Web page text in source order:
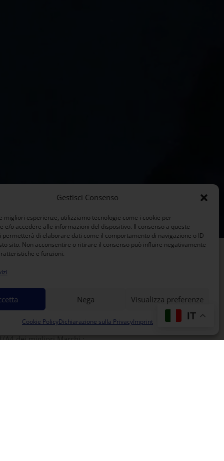
Gestisci Consenso
migliori esperienze, utilizziamo tecnologie come i cookie per
e/o accedere alle informazioni del dispositivo. Il consenso a queste
permetterà di elaborare dati come il comportamento di navigazione o ID
sito. Non acconsentire o ritirare il consenso può influire negativamente
e funzioni.
Nega Visualizza preferenze
Cookie PolicyDichiarazione sulla PrivacyImprint
SRL
è una realtà specializzata nel
recupero di
stampanti e multifunzionidi
A4 dei migliori Marchi :
IT